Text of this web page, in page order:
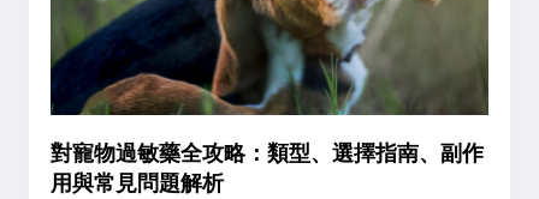
對寵物過敏藥全攻略：類型、選擇指南、副作
用與常見問題解析